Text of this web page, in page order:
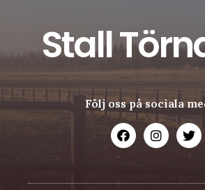
Stall
Följ oss på sociala